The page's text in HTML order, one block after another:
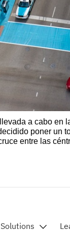
a cabo en
poner un
entre las